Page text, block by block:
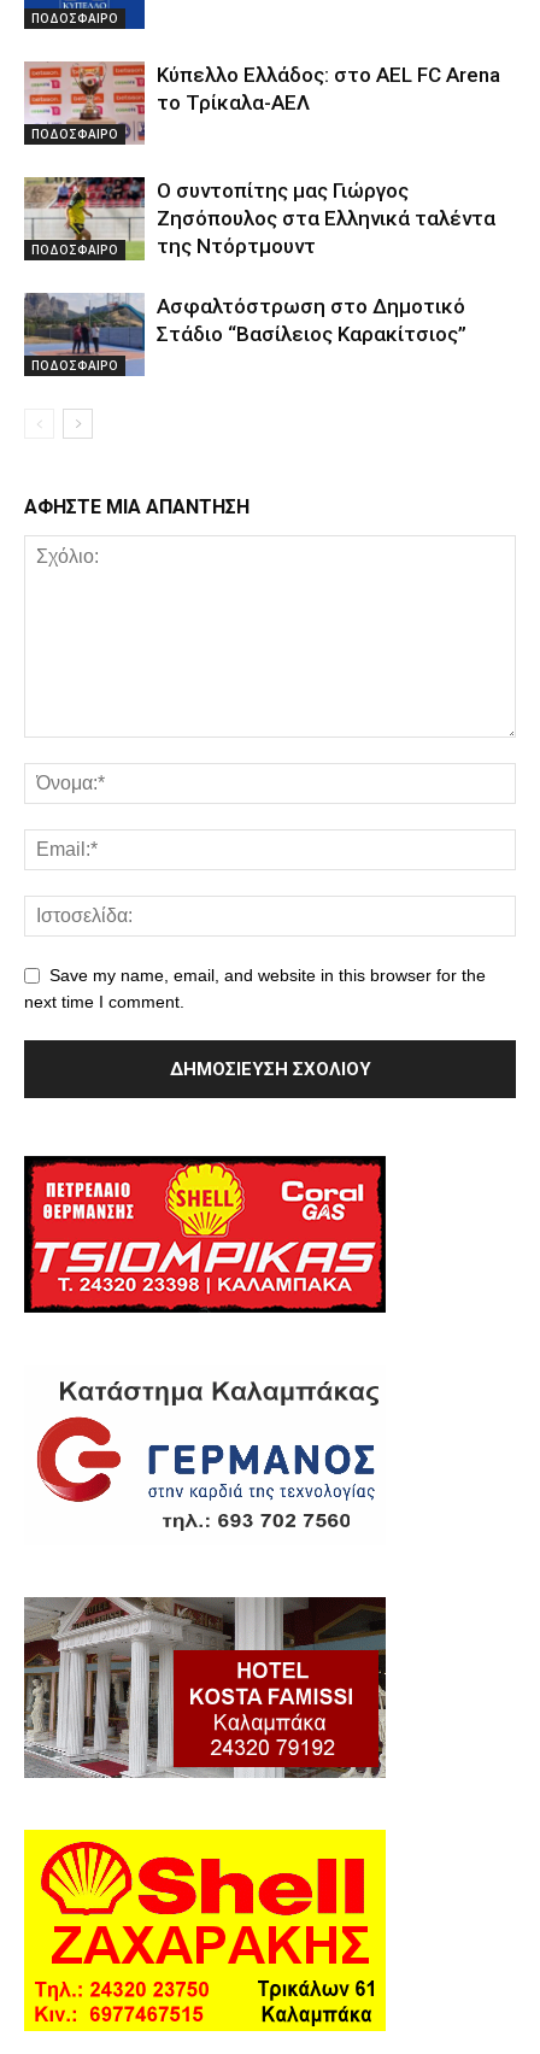
ΠΟΔΟΣΦΑΙΡΟ
ΠΟΔΟΣΦΑΙΡΟ
Κύπελλο Ελλάδος: στο AEL FC Arena
το Τρίκαλα-ΑΕΛ
ΠΟΔΟΣΦΑΙΡΟ
Ο συντοπίτης μας Γιώργος
Ζησόπουλος στα Ελληνικά ταλέντα
της Ντόρτμουντ
ΠΟΔΟΣΦΑΙΡΟ
Ασφαλτόστρωση στο Δημοτικό
Στάδιο “Βασίλειος Καρακίτσιος”
ΑΦΗΣΤΕ ΜΙΑ ΑΠΑΝΤΗΣΗ
Save my name, email, and website in this browser for the
next time I comment.